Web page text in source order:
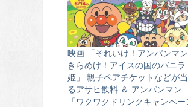
映画 「それいけ！アンパンマン
きらめけ！アイスの国のバニラ
姫」 親子ペアチケットなどが
るアサヒ飲料 ＆ アンパンマン
「ワクワクドリンクキャンペー